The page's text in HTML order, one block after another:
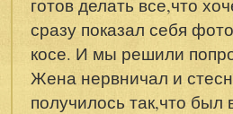
готов делать все,что
сразу показал себя
косе. И мы решили
Жена нервничал и
получилось так,что был